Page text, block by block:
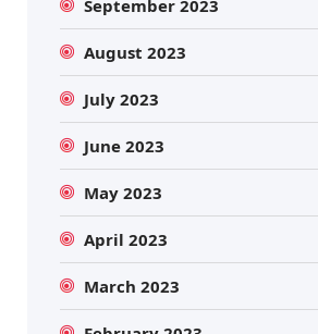
September 2023
August 2023
July 2023
June 2023
May 2023
April 2023
March 2023